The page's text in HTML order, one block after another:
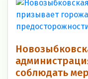
соблюдать